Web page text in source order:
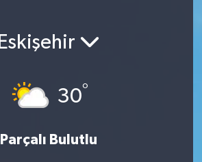
Eskişehir
30°
Parçalı Bulutlu